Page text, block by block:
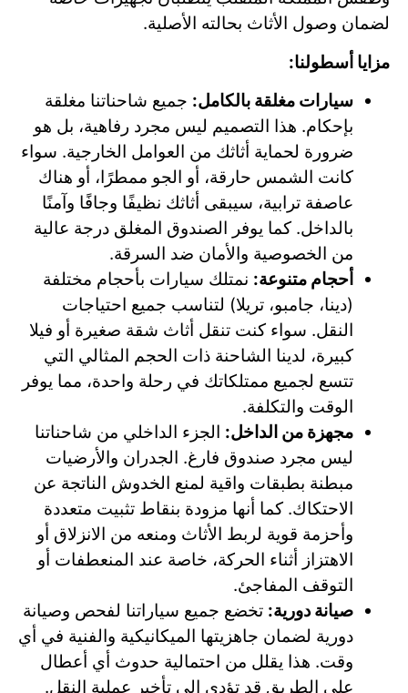
لضمان وصول الأثاث بحالته الأصلية.
مزايا أسطولنا:
سيارات مغلقة بالكامل: جميع شاحناتنا مغلقة
بإحكام. هذا التصميم ليس مجرد رفاهية، بل هو
ضرورة لحماية أثاثك من العوامل الخارجية. سواء
كانت الشمس حارقة، أو الجو ممطرًا، أو هناك
عاصفة ترابية، سيبقى أثاثك نظيفًا وجافًا وآمنًا
بالداخل. كما يوفر الصندوق المغلق درجة عالية
من الخصوصية والأمان ضد السرقة.
أحجام متنوعة: نمتلك سيارات بأحجام مختلفة
(دينا، جامبو، تريلا) لتناسب جميع احتياجات
النقل. سواء كنت تنقل أثاث شقة صغيرة أو فيلا
كبيرة، لدينا الشاحنة ذات الحجم المثالي التي
تتسع لجميع ممتلكاتك في رحلة واحدة، مما يوفر
الوقت والتكلفة.
مجهزة من الداخل: الجزء الداخلي من شاحناتنا
ليس مجرد صندوق فارغ. الجدران والأرضيات
مبطنة بطبقات واقية لمنع الخدوش الناتجة عن
الاحتكاك. كما أنها مزودة بنقاط تثبيت متعددة
وأحزمة قوية لربط الأثاث ومنعه من الانزلاق أو
الاهتزاز أثناء الحركة، خاصة عند المنعطفات أو
التوقف المفاجئ.
صيانة دورية: تخضع جميع سياراتنا لفحص وصيانة
دورية لضمان جاهزيتها الميكانيكية والفنية في أي
وقت. هذا يقلل من احتمالية حدوث أي أعطال
على الطريق قد تؤدي إلى تأخير عملية النقل.